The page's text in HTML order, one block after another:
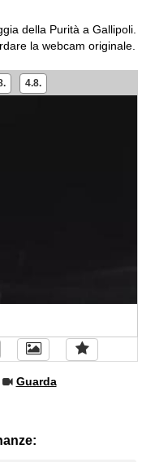
della Purità a Gallipoli.
la webcam originale.
4.8.
Guarda